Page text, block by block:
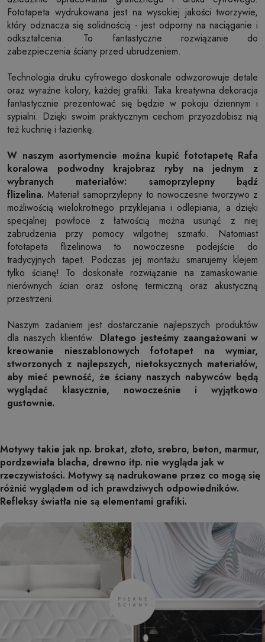
Fototapeta wydrukowana jest na wysokiej jakości tworzywie,
który odznacza się solidnością - jest odporny na naciąganie i
odkształcenia. To fantastyczne rozwiązanie do
zabezpieczenia ściany przed ubrudzeniem.
Technologia druku cyfrowego doskonale odwzorowuje detale
oraz wyraźne kolory, każdej grafiki. Taka kreatywna dekoracja
fantastycznie prezentować się będzie w pokoju dziennym i
sypialni. Dzięki swoim praktycznym cechom przyozdobisz nią
też kuchnię i łazienkę.
W naszym asortymencie można kupić fototapetę Rafa
koralowa podwodny krajobraz ryby na jednym z
wybranych materiałów: samoprzylepny bądź
flizelina. Materiał samoprzylepny to nowoczesne tworzywo z
możliwością wielokrotnego przyklejania i odlepiania, a dzięki
specjalnej powłoce z łatwością można usunąć z niej
zabrudzenia przy pomocy wilgotnej szmatki. Natomiast
fototapeta flizelinowa to nowoczesne podejście do
tradycyjnych tapet. Podczas jej montażu smarujemy klejem
tylko ścianę! To doskonałe rozwiązanie na zamaskowanie
nierównych ścian oraz osłonę termiczną oraz akustyczną
przestrzeni.
Naszym zadaniem jest dostarczanie najlepszych produktów
dla naszych klientów. Dlatego jesteśmy zaangażowani w
kreowanie nieszablonowych fototapet na wymiar,
stworzonych z najlepszych, nietoksycznych materiałów,
aby mieć pewność, że ściany naszych nabywców będą
wyglądać klasycznie, nowocześnie i wyjątkowo
gustownie.
Motywy takie jak np. brokat, złoto, srebro, beton, marmur,
pordzewiała blacha, drewno itp. nie wygląda jak w
rzeczywistości. Motywy są nadrukowane przez co mogą się
różnić wyglądem od ich prawdziwych odpowiedników.
Refleksy światła nie są elementami grafiki.